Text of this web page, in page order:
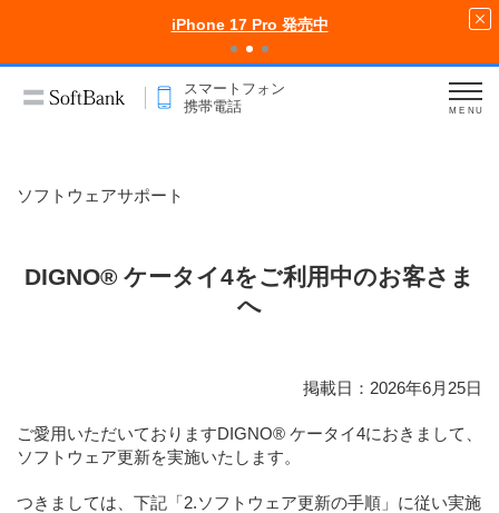
iPhone 17 Pro 発売中
スマートフォン
携帯電話
MENU
ソフトウェアサポート
DIGNO® ケータイ4をご利用中のお客さま
へ
掲載日：2026年6月25日
ご愛用いただいておりますDIGNO® ケータイ4におきまして、
ソフトウェア更新を実施いたします。
つきましては、下記 「2.ソフトウェア更新の手順」 に従い実施